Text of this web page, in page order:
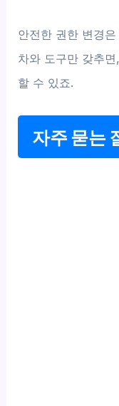
안전한 권한 변경
차와 도구만 갖추
할 수 있죠.
자주 묻는